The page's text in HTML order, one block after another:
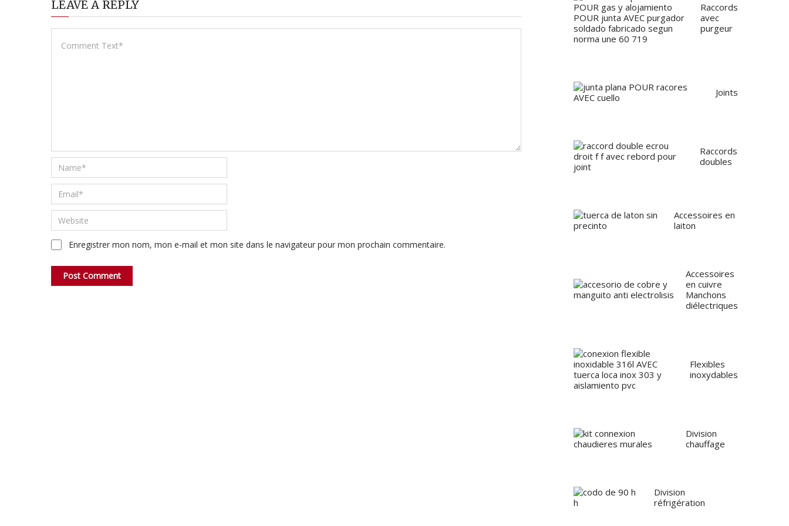
LEAVE A REPLY
Enregistrer mon nom, mon e-mail et mon site dans le navigateur pour mon prochain commentaire.
Raccords
avec
purgeur
Joints
Raccords
doubles
Accessoires en
laiton
Accessoires
en cuivre
Manchons
diélectriques
Flexibles
inoxydables
Division
chauffage
Division
réfrigération